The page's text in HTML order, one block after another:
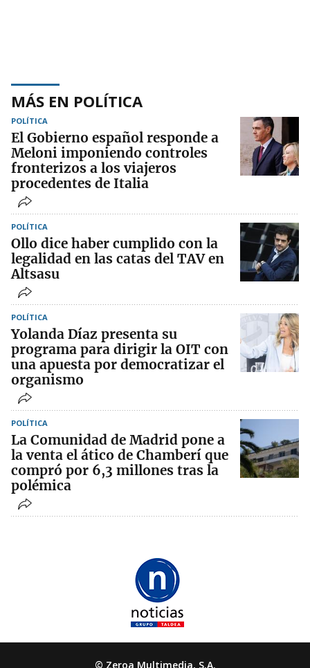
MÁS EN POLÍTICA
POLÍTICA
El Gobierno español responde a
Meloni imponiendo controles
fronterizos a los viajeros
procedentes de Italia
POLÍTICA
Ollo dice haber cumplido con la
legalidad en las catas del TAV en
Altsasu
POLÍTICA
Yolanda Díaz presenta su
programa para dirigir la OIT con
una apuesta por democratizar el
organismo
POLÍTICA
La Comunidad de Madrid pone a
la venta el ático de Chamberí que
compró por 6,3 millones tras la
polémica
© Zeroa Multimedia, S.A.